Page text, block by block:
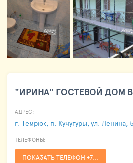
"ИРИНА" ГОСТЕВОЙ ДОМ В
АДРЕС:
г. Темрюк, п. Кучугуры, ул. Ленина,
ТЕЛЕФОНЫ:
ПОКАЗАТЬ ТЕЛЕФОН +7...